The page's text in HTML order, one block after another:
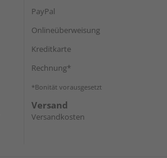
PayPal
Onlineüberweisung
Kreditkarte
Rechnung*
*Bonität vorausgesetzt
Versand
Versandkosten